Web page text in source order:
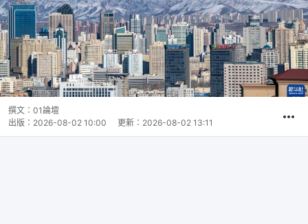
撰文： 01論壇
出版： 2026-08-02 10:00 更新： 2026-08-02 13:11